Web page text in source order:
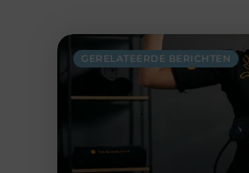
GERELATEERDE BERICHTEN